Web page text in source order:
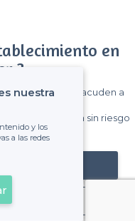
en
?
visitantes que acuden a
una cantidad fija sin riesgo
nuestra
y los
a las redes